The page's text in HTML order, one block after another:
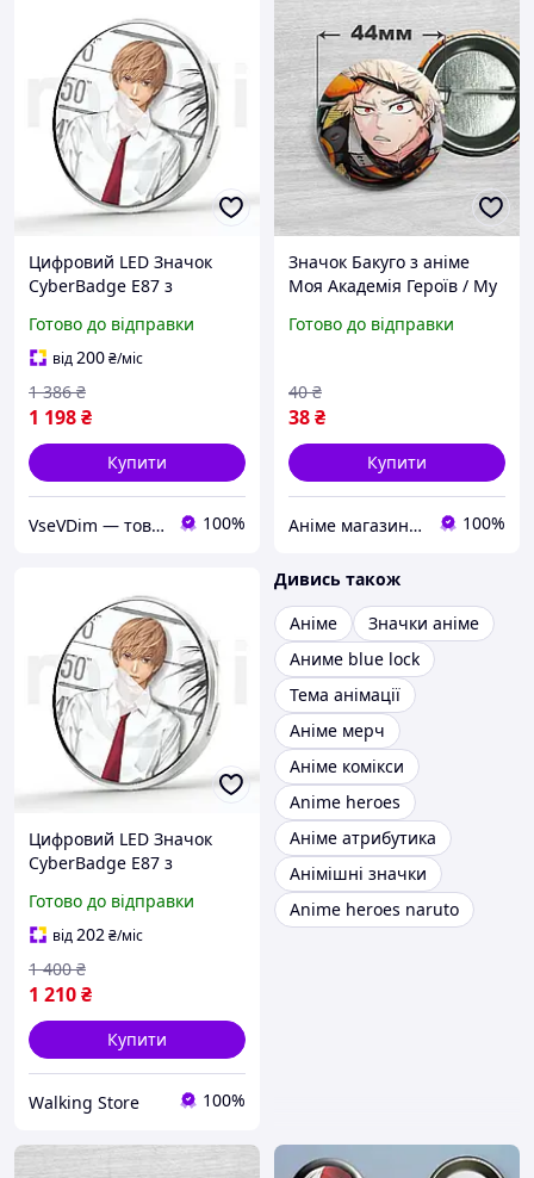
Цифровий LED Значок
CyberBadge E87 з
Додатком і Bluetooth
Електронний Е-Бейдж з
Відео, GIF і Фото, Аніме
Готово до відправки
від200₴/міс
1 198₴
1 386 ₴
Купити
VseVDim — товари, що роблять життя простішим 100%
Значок Бакуго з аніме
Моя Академія Героїв / My
Готово до відправки
38₴
40 ₴
Купити
Аніме магазин Anikoneko 100%
Цифровий LED Значок
CyberBadge E87 з
Додатком і Bluetooth
Електронний Е-Бейдж з
Відео, GIF і Фото, Аніме
Готово до відправки
від202₴/міс
1 210₴
1 400 ₴
Купити
Walking Store 100%
Дивись також
Аніме
Значки аніме
Аниме blue lock
Тема анімації
Аніме мерч
Аніме комікси
Anime heroes
Аніме атрибутика
Анімішні значки
Anime heroes naruto